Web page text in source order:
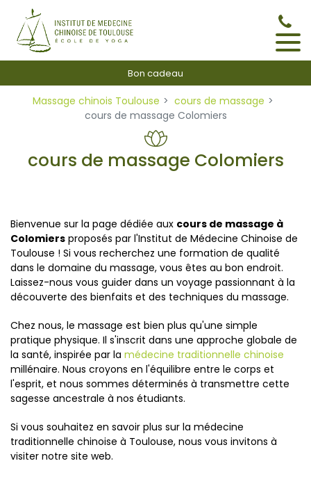
Bon cadeau
Massage chinois Toulouse
cours de massage
cours de massage Colomiers
cours de massage Colomiers
Bienvenue sur la page dédiée aux cours de massage à
Colomiers proposés par l'Institut de Médecine Chinoise de
Toulouse ! Si vous recherchez une formation de qualité
dans le domaine du massage, vous êtes au bon endroit.
Laissez-nous vous guider dans un voyage passionnant à la
découverte des bienfaits et des techniques du massage.
Chez nous, le massage est bien plus qu'une simple
pratique physique. Il s'inscrit dans une approche globale de
la santé, inspirée par la médecine traditionnelle chinoise
millénaire. Nous croyons en l'équilibre entre le corps et
l'esprit, et nous sommes déterminés à transmettre cette
sagesse ancestrale à nos étudiants.
Si vous souhaitez en savoir plus sur la médecine
traditionnelle chinoise à Toulouse, nous vous invitons à
visiter notre site web.
Panneau de gestion des cookies